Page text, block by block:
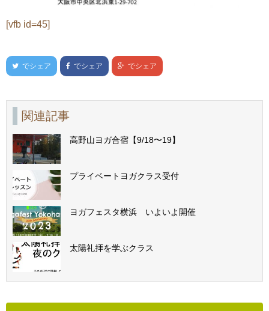
[vfb id=45]
でシェア でシェア でシェア
関連記事
高野山ヨガ合宿【9/18〜19】
プライベートヨガクラス受付
ヨガフェスタ横浜 いよいよ開催
太陽礼拝を学ぶクラス